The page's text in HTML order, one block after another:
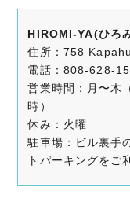
HIROMI-YA(ひろ
住所：758
電話：808-628-
営業時間：月〜木
時）
休み：火曜
駐車場：ビル裏手
トパーキングをご